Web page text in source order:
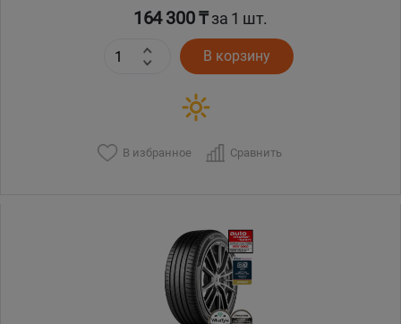
164 300 ₸за 1 шт.
В корзину
В избранное Сравнить